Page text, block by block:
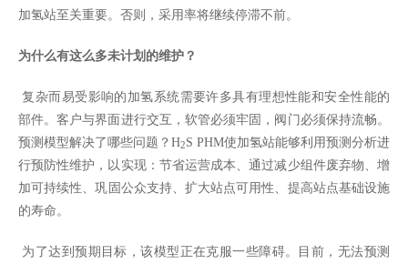
加氢站至关重要。否则，采用率将继续停滞不前。
为什么有这么多未计划的维护？
复杂而易受影响的加氢系统需要许多具有理想性能和安全性能的
部件。客户与界面进行交互，软管必须牢固，阀门必须保持流畅。
预测模型解决了哪些问题？ H2S PHM使加氢站能够利用预测分析进
行预防性维护，以实现： 节省运营成本、通过减少组件废弃物、增
加可持续性、巩固公众支持、 扩大站点可用性、 提高站点基础设施
的寿命。
为了达到预期目标，该模型正在克服一些障碍。目前，无法预测